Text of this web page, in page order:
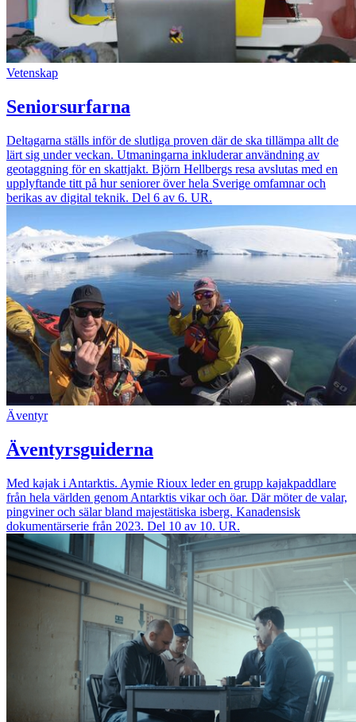
Vetenskap
Seniorsurfarna
Deltagarna ställs inför de slutliga proven där de ska tillämpa allt de
lärt sig under veckan. Utmaningarna inkluderar användning av
geotaggning för en skattjakt. Björn Hellbergs resa avslutas med en
upplyftande titt på hur seniorer över hela Sverige omfamnar och
berikas av digital teknik. Del 6 av 6. UR.
Äventyr
Äventyrsguiderna
Med kajak i Antarktis. Aymie Rioux leder en grupp kajakpaddlare
från hela världen genom Antarktis vikar och öar. Där möter de valar,
pingviner och sälar bland majestätiska isberg. Kanadensisk
dokumentärserie från 2023. Del 10 av 10. UR.